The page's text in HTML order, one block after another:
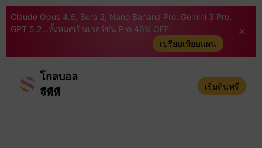
Claude Opus 4.6, Sora 2, Nano Banana Pro, Gemini 3 Pro,
GPT 5.2...ทั้งหมดเป็นเวอร์ชัน Pro 46% OFF
เปรียบเทียบแผน
โกลบอล
จีพีที
เริ่มต้นฟรี